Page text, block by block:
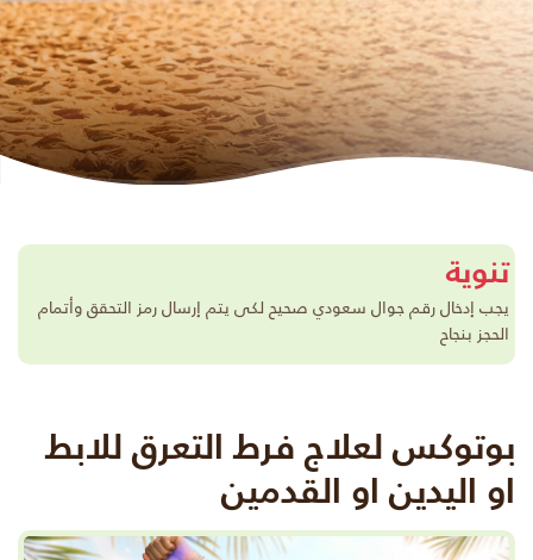
تنوية
يجب إدخال رقم جوال سعودي صحيح لكى يتم إرسال رمز التحقق وأتمام
الحجز بنجاح
بوتوكس لعلاج فرط التعرق للابط
او اليدين او القدمين